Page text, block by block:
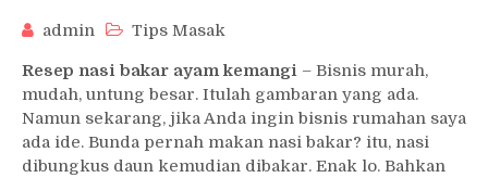
admin Tips Masak
Resep nasi bakar ayam kemangi – Bisnis murah,
mudah, untung besar. Itulah gambaran yang ada.
Namun sekarang, jika Anda ingin bisnis rumahan saya
ada ide. Bunda pernah makan nasi bakar? itu, nasi
dibungkus daun kemudian dibakar. Enak lo. Bahkan